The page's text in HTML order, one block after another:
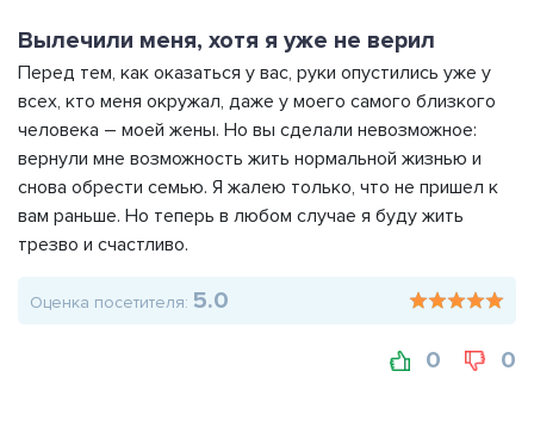
Вылечили меня, хотя я уже не верил
Перед тем, как оказаться у вас, руки опустились уже у
всех, кто меня окружал, даже у моего самого близкого
человека – моей жены. Но вы сделали невозможное:
вернули мне возможность жить нормальной жизнью и
снова обрести семью. Я жалею только, что не пришел к
вам раньше. Но теперь в любом случае я буду жить
трезво и счастливо.
Оценка посетителя: 5.0
0 0